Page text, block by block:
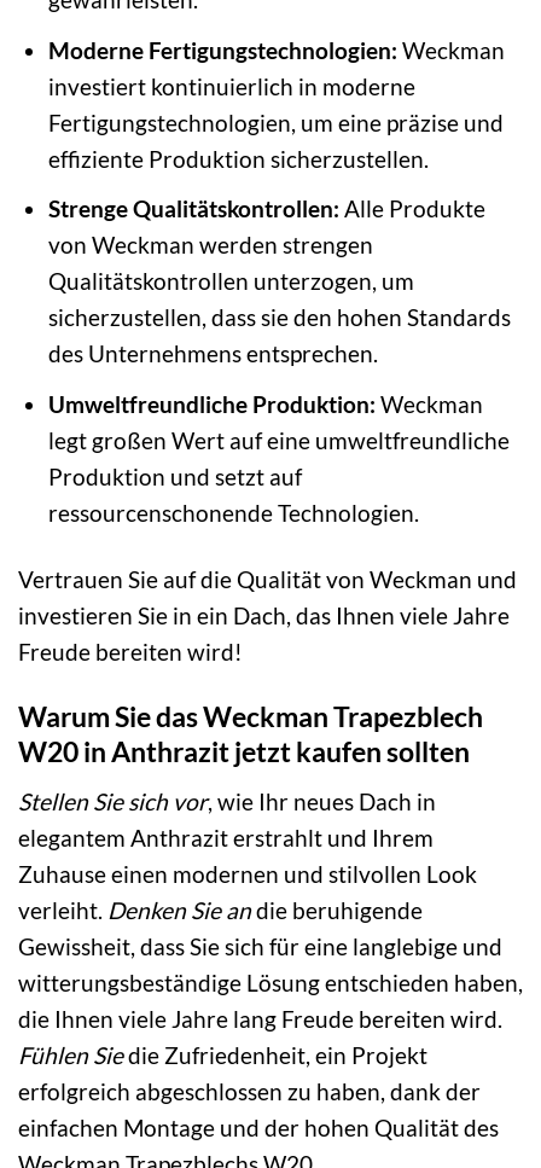
Moderne Fertigungstechnologien: Weckman
investiert kontinuierlich in moderne
Fertigungstechnologien, um eine präzise und
effiziente Produktion sicherzustellen.
Strenge Qualitätskontrollen: Alle Produkte
von Weckman werden strengen
Qualitätskontrollen unterzogen, um
sicherzustellen, dass sie den hohen Standards
des Unternehmens entsprechen.
Umweltfreundliche Produktion: Weckman
legt großen Wert auf eine umweltfreundliche
Produktion und setzt auf
ressourcenschonende Technologien.
Vertrauen Sie auf die Qualität von Weckman und
investieren Sie in ein Dach, das Ihnen viele Jahre
Freude bereiten wird!
Warum Sie das Weckman Trapezblech
W20 in Anthrazit jetzt kaufen sollten
Stellen Sie sich vor, wie Ihr neues Dach in
elegantem Anthrazit erstrahlt und Ihrem
Zuhause einen modernen und stilvollen Look
verleiht. Denken Sie andie beruhigende
Gewissheit, dass Sie sich für eine langlebige und
witterungsbeständige Lösung entschieden haben,
die Ihnen viele Jahre lang Freude bereiten wird.
Fühlen Siedie Zufriedenheit, ein Projekt
erfolgreich abgeschlossen zu haben, dank der
einfachen Montage und der hohen Qualität des